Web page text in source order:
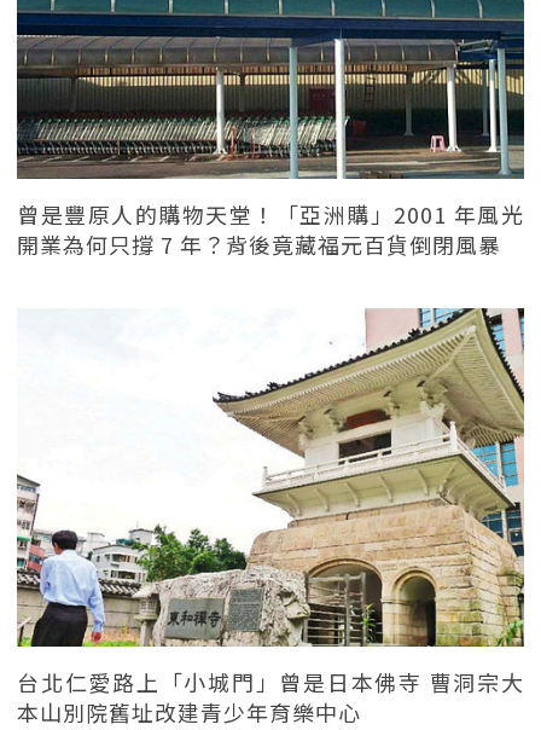
曾是豐原人的購物天堂！「亞洲購」2001 年風光
開業為何只撐 7 年？背後竟藏福元百貨倒閉風暴
台北仁愛路上「小城門」曾是日本佛寺 曹洞宗大
本山別院舊址改建青少年育樂中心